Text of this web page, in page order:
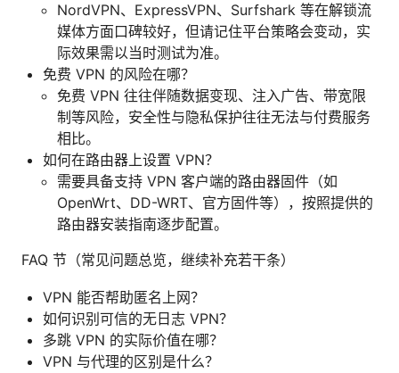
NordVPN、ExpressVPN、Surfshark 等在解锁流
媒体方面口碑较好，但请记住平台策略会变动，实
际效果需以当时测试为准。
免费 VPN 的风险在哪？
免费 VPN 往往伴随数据变现、注入广告、带宽限
制等风险，安全性与隐私保护往往无法与付费服务
相比。
如何在路由器上设置 VPN？
需要具备支持 VPN 客户端的路由器固件（如
OpenWrt、DD-WRT、官方固件等），按照提供的
路由器安装指南逐步配置。
FAQ 节（常见问题总览，继续补充若干条）
VPN 能否帮助匿名上网？
如何识别可信的无日志 VPN？
多跳 VPN 的实际价值在哪？
VPN 与代理的区别是什么？